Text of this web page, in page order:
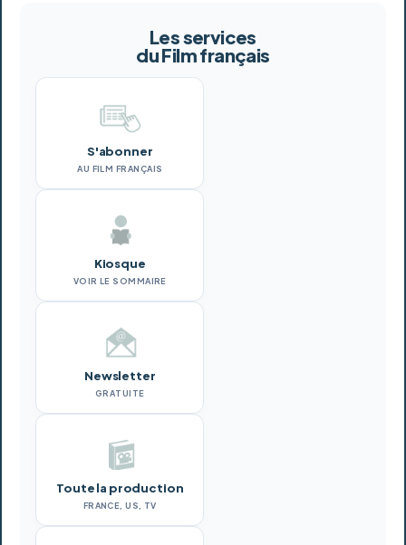
Les services
du Film français
S'abonner
AU FILM FRANÇAIS
Kiosque
VOIR LE SOMMAIRE
Newsletter
GRATUITE
Toute la production
FRANCE, US, TV